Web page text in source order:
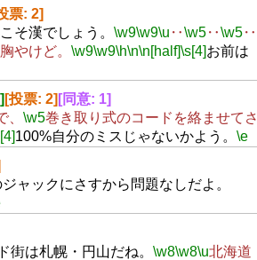
票: 2]
そ漢でしょう。 \w9\w9\u ‥\w5‥\w5‥
やけど。 \w9\w9\h\n\n[half]\s[4]お前は
[投票: 2] [同意: 1]
\w5巻き取り式のコードを絡ませてさ
100%自分のミスじゃないかよう。 \e
ャックにさすから問題なしだよ。
街は札幌・円山だね。 \w8\w8\u北海道